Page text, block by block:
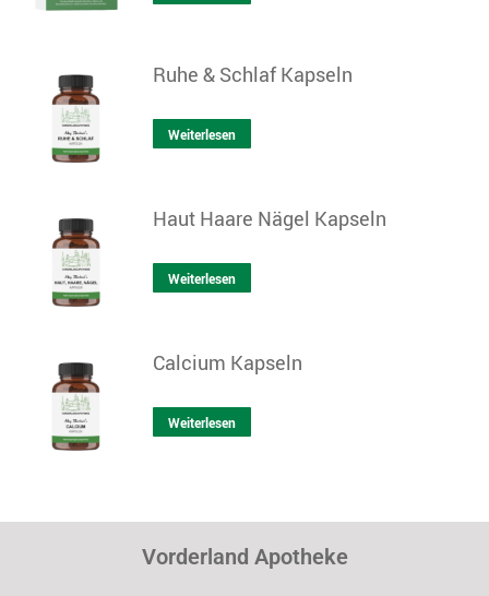
Ruhe & Schlaf Kapseln
Weiterlesen
Haut Haare Nägel Kapseln
Weiterlesen
Calcium Kapseln
Weiterlesen
Vorderland Apotheke